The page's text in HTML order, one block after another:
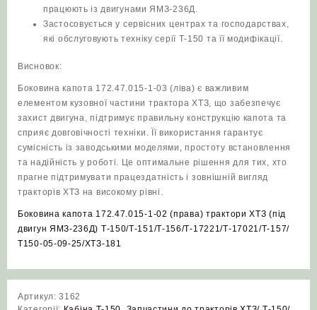
працюють із двигунами ЯМЗ-236Д.
Застосовується у сервісних центрах та господарствах,
які обслуговують техніку серії Т-150 та її модифікації.
Висновок:
Боковина капота 172.47.015-1-03 (ліва) є важливим
елементом кузовної частини трактора ХТЗ, що забезпечує
захист двигуна, підтримує правильну конструкцію капота та
сприяє довговічності техніки. Її використання гарантує
сумісність із заводськими моделями, простоту встановлення
та надійність у роботі. Це оптимальне рішення для тих, хто
прагне підтримувати працездатність і зовнішній вигляд
тракторів ХТЗ на високому рівні.
Боковина капота 172.47.015-1-02 (права) трактори ХТЗ (під
двигун ЯМЗ-236Д) Т-150/Т-151/Т-156/Т-17221/Т-17021/Т-157/
Т150-05-09-25/ХТЗ-181
Артикул:3162